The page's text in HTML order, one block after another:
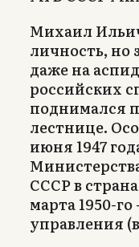
Михаил
личность, но
даже на
российских
поднимался
лестнице.
июня 1947
СССР в
марта 1950-
управления